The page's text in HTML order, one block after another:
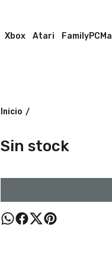
Xbox Atari FamilyPC
Inicio /
Sin stock